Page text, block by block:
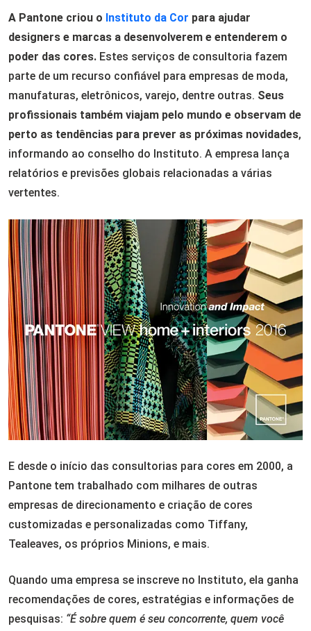
A Pantone criou o Instituto da Cor para ajudar
designers e marcas a desenvolverem e entenderem o
poder das cores. Estes serviços de consultoria fazem
parte de um recurso confiável para empresas de moda,
manufaturas, eletrônicos, varejo, dentre outras. Seus
profissionais também viajam pelo mundo e observam de
perto as tendências para prever as próximas novidades,
informando ao conselho do Instituto. A empresa lança
relatórios e previsões globais relacionadas a várias
vertentes.
E desde o início das consultorias para cores em 2000, a
Pantone tem trabalhado com milhares de outras
empresas de direcionamento e criação de cores
customizadas e personalizadas como Tiffany,
Tealeaves, os próprios Minions, e mais.
Quando uma empresa se inscreve no Instituto, ela ganha
recomendações de cores, estratégias e informações de
pesquisas: “É sobre quem é seu concorrente, quem você